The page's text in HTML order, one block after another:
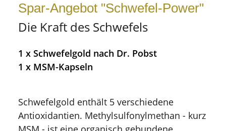
Spar-Angebot "Schwefel-Power"
Die Kraft des Schwefels
1 x Schwefelgold nach Dr. Pobst
1 x MSM-Kapseln
Schwefelgold enthält 5 verschiedene
Antioxidantien. Methylsulfonylmethan - kurz